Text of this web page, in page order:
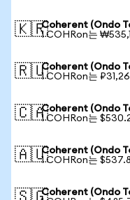
🇰🇷Coherent (Ondo
1 COHRon는
🇷🇺Coherent (Ondo
1 COHRon는
🇨🇦Coherent (Ondo
1 COHRon는
🇦🇺Coherent (Ondo
1 COHRon는
Coherent (Ondo